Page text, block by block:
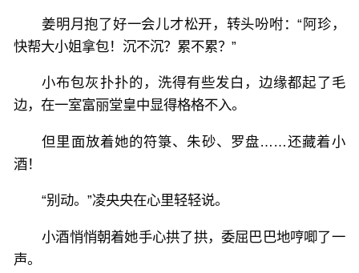
姜明月抱了好一会儿才松开，转头吩咐：“阿珍，
快帮大小姐拿包！沉不沉？累不累？”
小布包灰扑扑的，洗得有些发白，边缘都起了毛
边，在一室富丽堂皇中显得格格不入。
但里面放着她的符箓、朱砂、罗盘……还藏着小
酒！
“别动。”凌央央在心里轻轻说。
小酒悄悄朝着她手心拱了拱，委屈巴巴地哼唧了一
声。